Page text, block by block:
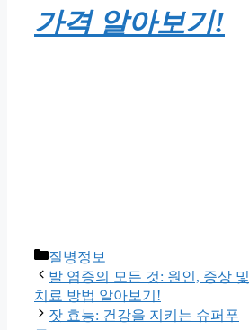
가격 알아보기!
Categories
질병정보
발 염증의 모든 것: 원인, 증상 및
치료 방법 알아보기!
잣 효능: 건강을 지키는 슈퍼푸